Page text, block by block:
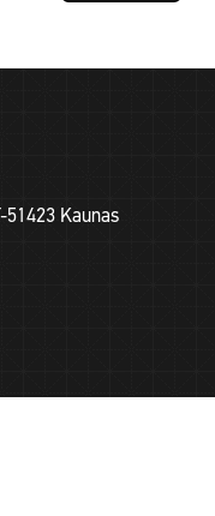
51423 Kaunas